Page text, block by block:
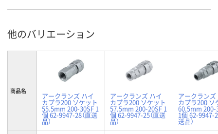
他のバリエーション
商品名
アークランズ ハイ
カプラ200 ソケット
55.5mm 200-30SF 1
個 62-9947-28（直送
品）
アークランズ ハイ
カプラ200 ソケット
57.5mm 200-20SF 1
個 62-9947-25（直送
品）
アークランズ
カプラ200 ソ
60.5mm 200-
1個 62-9947-
送品）